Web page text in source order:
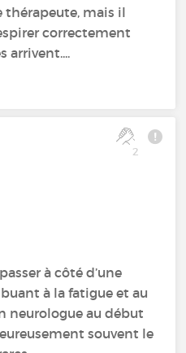
thérapeute, mais il
correctement
arrivent....
2
à côté d’une
à la fatigue et au
neurologue au début
souvent le